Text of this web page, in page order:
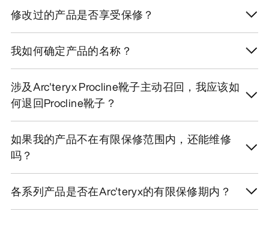
修改过的产品是否享受保修？
我如何确定产品的名称？
涉及Arc'teryx Procline靴子主动召回，我应该如
何退回Procline靴子？
如果我的产品不在有限保修范围内，还能维修
吗？
各系列产品是否在Arc'teryx的有限保修期内？